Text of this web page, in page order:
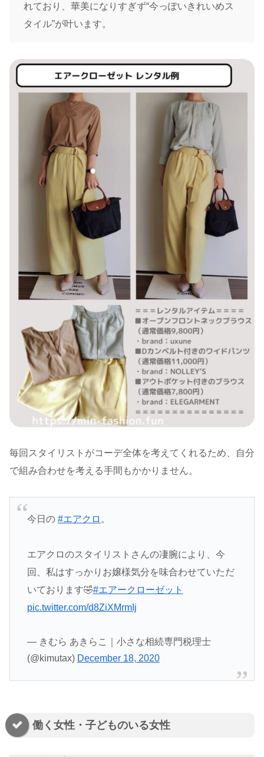
れており、華美になりすぎず“今っぽいきれいめス
タイル”が叶います。
毎回スタイリストがコーデ全体を考えてくれるため、自分
で組み合わせを考える手間もかかりません。
今日の #エアクロ 。
エアクロのスタイリストさんの凄腕により、今
回、私はすっかりお嬢様気分を味合わせていただ
いております🤣#エアークローゼット
pic.twitter.com/d8ZiXMrmIj
— きむら あきらこ｜小さな相続専門税理士
(@kimutax) December 18, 2020
働く女性・子どものいる女性